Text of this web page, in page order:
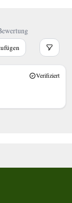
Verifiziert